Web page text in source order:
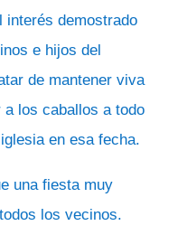
interés demostrado
e hijos del
de mantener viva
los caballos a todo
en esa fecha.
una fiesta muy
los vecinos.